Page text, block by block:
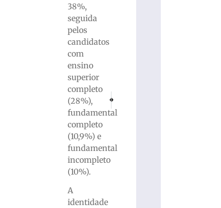
38%,
seguida
pelos
candidatos
com
ensino
superior
completo
(28%),
fundamental
completo
(10,9%) e
fundamental
incompleto
(10%).
A
identidade